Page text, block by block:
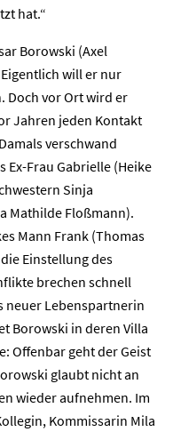
hat.“
Borowski (Axel
will er nur
Doch vor Ort wird er
Jahren jeden Kontakt
verschwand
Ex-Frau Gabrielle (Heike
Sinja
Mathilde Floßmann).
Mann Frank (Thomas
Einstellung des
brechen schnell
neuer Lebenspartnerin
Borowski in deren Villa
Offenbar geht der Geist
glaubt nicht an
wieder aufnehmen. Im
Kommissarin Mila